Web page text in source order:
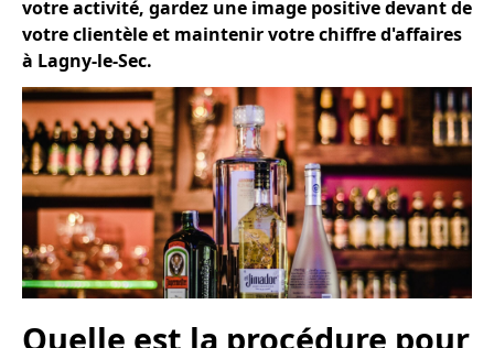
votre activité, gardez une image positive devant de
votre clientèle et maintenir votre chiffre d'affaires
à Lagny-le-Sec.
Quelle est la procédure pour